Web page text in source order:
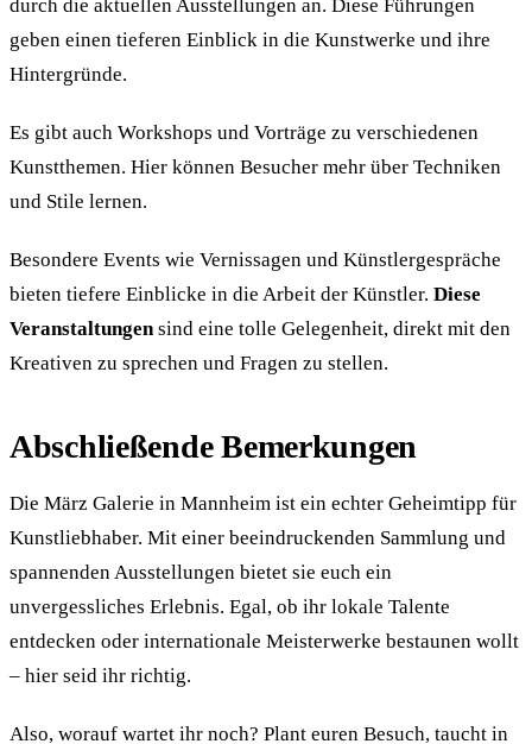
durch die aktuellen Ausstellungen an. Diese Führungen
geben einen tieferen Einblick in die Kunstwerke und ihre
Hintergründe.
Es gibt auch Workshops und Vorträge zu verschiedenen
Kunstthemen. Hier können Besucher mehr über Techniken
und Stile lernen.
Besondere Events wie Vernissagen und Künstlergespräche
bieten tiefere Einblicke in die Arbeit der Künstler. Diese
Veranstaltungensind eine tolle Gelegenheit, direkt mit den
Kreativen zu sprechen und Fragen zu stellen.
Abschließende Bemerkungen
Die März Galerie in Mannheim ist ein echter Geheimtipp für
Kunstliebhaber. Mit einer beeindruckenden Sammlung und
spannenden Ausstellungen bietet sie euch ein
unvergessliches Erlebnis. Egal, ob ihr lokale Talente
entdecken oder internationale Meisterwerke bestaunen wollt
– hier seid ihr richtig.
Also, worauf wartet ihr noch? Plant euren Besuch, taucht in